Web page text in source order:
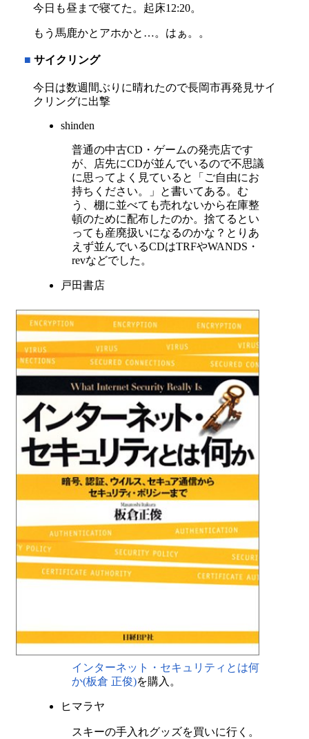
今日も昼まで寝てた。起床12:20。
もう馬鹿かとアホかと…。はぁ。。
■ サイクリング
今日は数週間ぶりに晴れたので長岡市再発見サイ
クリングに出撃
shinden
普通の中古CD・ゲームの発売店です
が、店先にCDが並んでいるので不思議
に思ってよく見ていると「ご自由にお
持ちください。」と書いてある。む
う、棚に並べても売れないから在庫整
頓のために配布したのか。捨てるとい
っても産廃扱いになるのかな？とりあ
えず並んでいるCDはTRFやWANDS・
revなどでした。
戸田書店
インターネット・セキュリティとは何
か(板倉 正俊)を購入。
ヒマラヤ
スキーの手入れグッズを買いに行く。